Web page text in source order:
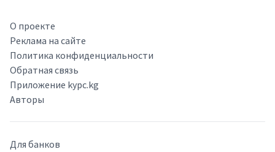
О проекте
Реклама на сайте
Политика конфиденциальности
Обратная связь
Приложение kypc.kg
Авторы
Для банков